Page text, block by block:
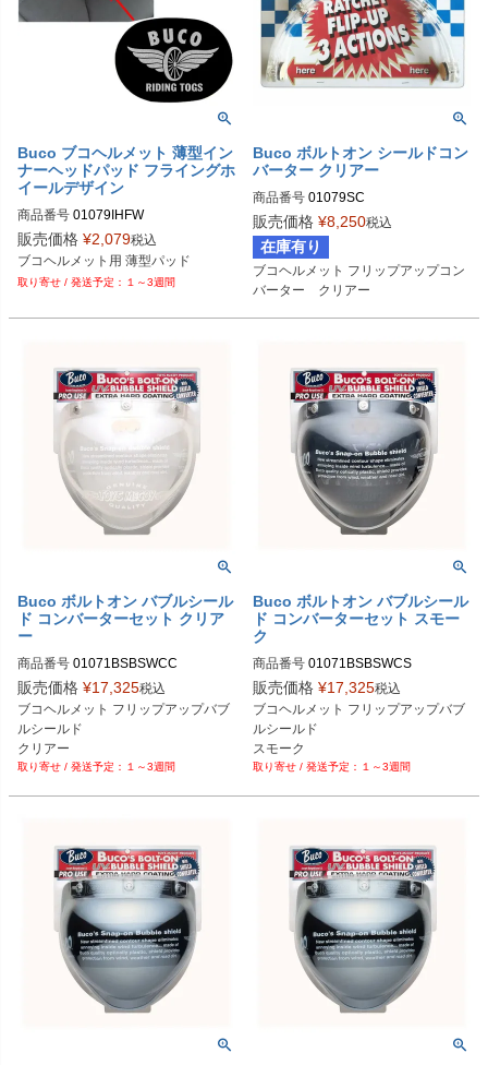
Buco ブコヘルメット 薄型イン
ナーヘッドパッド フライングホ
イールデザイン
商品番号 01079IHFW
Buco（ブコ）
販売価格 ¥2,079税込
ブコヘルメット用 薄型パッド
１～3週間
Buco ボルトオン シールドコン
バーター クリアー
商品番号 01079SC
Buco（ブコ）
販売価格 ¥8,250税込
在庫有り
ブコヘルメット フリップアップコン
バーター　クリアー
Buco ボルトオン バブルシール
ド コンバーターセット クリア
ー
商品番号 01071BSBSWCC
Buco（ブコ）
販売価格 ¥17,325税込
ブコヘルメット フリップアップバブ
ルシールド
クリアー
１～3週間
Buco ボルトオン バブルシール
ド コンバーターセット スモー
ク
商品番号 01071BSBSWCS
Buco（ブコ）
販売価格 ¥17,325税込
ブコヘルメット フリップアップバブ
ルシールド
スモーク
１～3週間